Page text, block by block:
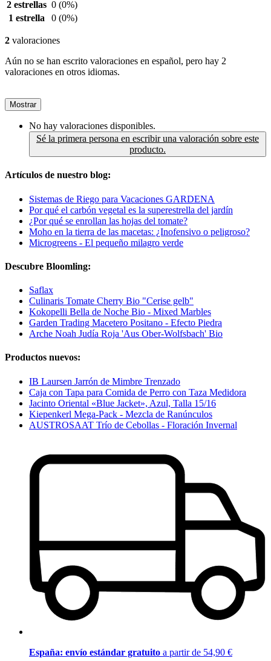
2 estrellas 0 (0%)
1 estrella
0 (0%)
2 valoraciones
Aún no se han escrito valoraciones en español, pero hay 2
valoraciones en otros idiomas.
Mostrar
No hay valoraciones disponibles.
Sé la primera persona en escribir una valoración sobre este
producto.
Artículos de nuestro blog:
Sistemas de Riego para Vacaciones GARDENA
Por qué el carbón vegetal es la superestrella del jardín
¿Por qué se enrollan las hojas del tomate?
Moho en la tierra de las macetas: ¿Inofensivo o peligroso?
Microgreens - El pequeño milagro verde
Descubre Bloomling:
Saflax
Culinaris Tomate Cherry Bio "Cerise gelb"
Kokopelli Bella de Noche Bio - Mixed Marbles
Garden Trading Macetero Positano - Efecto Piedra
Arche Noah Judía Roja 'Aus Ober-Wolfsbach' Bio
Productos nuevos:
IB Laursen Jarrón de Mimbre Trenzado
Caja con Tapa para Comida de Perro con Taza Medidora
Jacinto Oriental «Blue Jacket», Azul, Talla 15/16
Kiepenkerl Mega-Pack - Mezcla de Ranúnculos
AUSTROSAAT Trío de Cebollas - Floración Invernal
España: envío estándar gratuito a partir de 54,90 €